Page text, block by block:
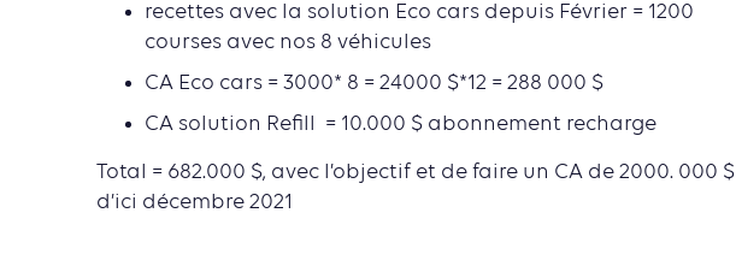
recettes avec la solution Eco cars depuis Février = 1200
courses avec nos 8 véhicules
CA Eco cars = 3000* 8 = 24000 $*12 = 288 000 $
CA solution Refill = 10.000 $ abonnement recharge
Total = 682.000 $, avec l’objectif et de faire un CA de 2000. 000 $
d’ici décembre 2021